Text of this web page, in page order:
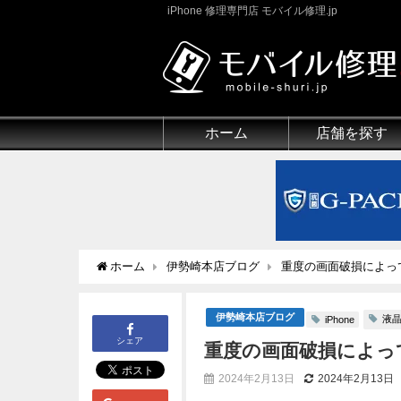
iPhone 修理専門店 モバイル修理.jp
ホーム 店舗を探す
ホーム 伊勢崎本店ブログ 重度の画面破損によ
シェア
伊勢崎本店ブログ iPhone 液
重度の画面破損によ
2024年2月13日 2024年2月13日